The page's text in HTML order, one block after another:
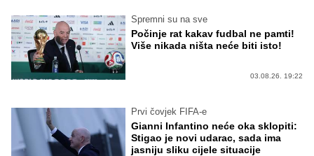
Spremni su na sve
Počinje rat kakav fudbal ne pamti!
Više nikada ništa neće biti isto!
03.08.26. 19:22
Prvi čovjek FIFA-e
Gianni Infantino neće oka sklopiti:
Stigao je novi udarac, sada ima
jasniju sliku cijele situacije